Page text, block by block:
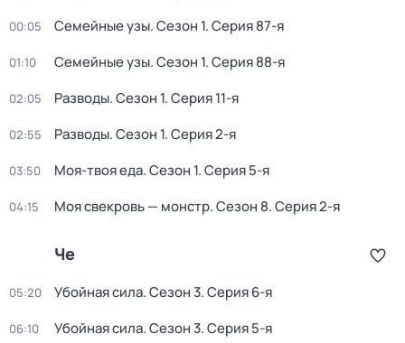
00:05 Семейные узы. Сезон 1. Серия 87-я
01:10 Семейные узы. Сезон 1. Серия 88-я
02:05 Разводы. Сезон 1. Серия 11-я
02:55 Разводы. Сезон 1. Серия 2-я
03:50 Моя-твоя еда. Сезон 1. Серия 5-я
04:15 Моя свекровь — монстр. Сезон 8. Серия 2-я
Че
05:20 Убойная сила. Сезон 3. Серия 6-я
06:10 Убойная сила. Сезон 3. Серия 5-я